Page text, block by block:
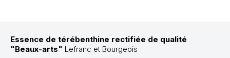
Essence de térébenthine rectifiée de qualité
"Beaux-arts" Lefranc et Bourgeois